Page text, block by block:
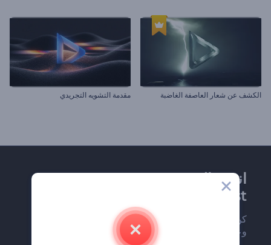
الكشف عن شعار العاصفة الغاضبة مقدمة التشويه التجريدي
انضم إلى نشرة
Renderforest الإخبارية
كن من بين أوائل من يستلمون أحدث أخبارنا
وعروضنا